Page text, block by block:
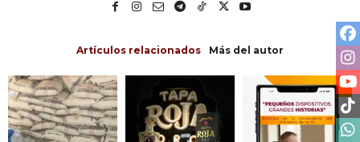
Artículos relacionados Más del autor